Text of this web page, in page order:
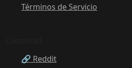
Términos de Servicio
🔗 Reddit